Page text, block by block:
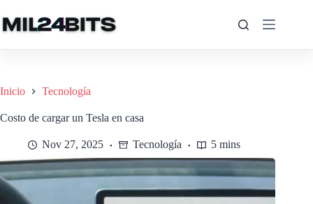
al
contenido
Inicio Tecnología
Costo de cargar un Tesla en casa
Nov 27, 2025 Tecnología 5 mins